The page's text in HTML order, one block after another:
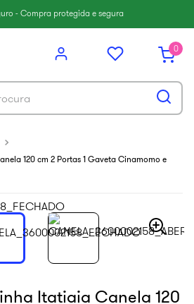
- Compra protegida e segura
0
120 cm 2 Portas 1 Gaveta Cinamomo e
Itatiaia Canela 120